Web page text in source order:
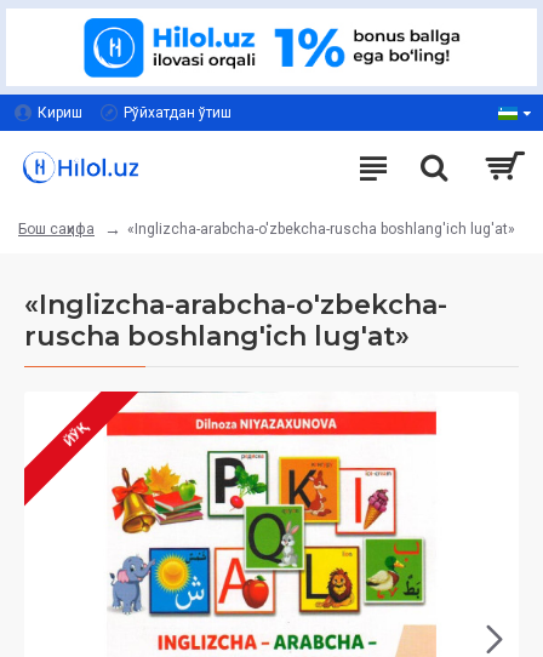
Кириш Рўйхатдан ўтиш
Бош саҳифа «Inglizcha-arabcha-o'zbekcha-ruscha boshlang'ich lug'at»
«Inglizcha-arabcha-o'zbekcha-
ruscha boshlang'ich lug'at»
ЙЎҚ